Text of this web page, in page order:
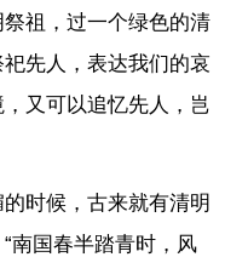
祖，过一个绿色的清
先人，表达我们的哀
又可以追忆先人，岂
时候，古来就有清明
南国春半踏青时，风